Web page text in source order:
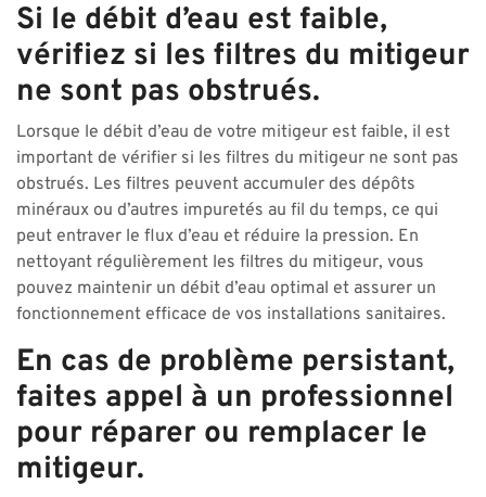
Si le débit d’eau est faible,
vérifiez si les filtres du mitigeur
ne sont pas obstrués.
Lorsque le débit d’eau de votre mitigeur est faible, il est
important de vérifier si les filtres du mitigeur ne sont pas
obstrués. Les filtres peuvent accumuler des dépôts
minéraux ou d’autres impuretés au fil du temps, ce qui
peut entraver le flux d’eau et réduire la pression. En
nettoyant régulièrement les filtres du mitigeur, vous
pouvez maintenir un débit d’eau optimal et assurer un
fonctionnement efficace de vos installations sanitaires.
En cas de problème persistant,
faites appel à un professionnel
pour réparer ou remplacer le
mitigeur.